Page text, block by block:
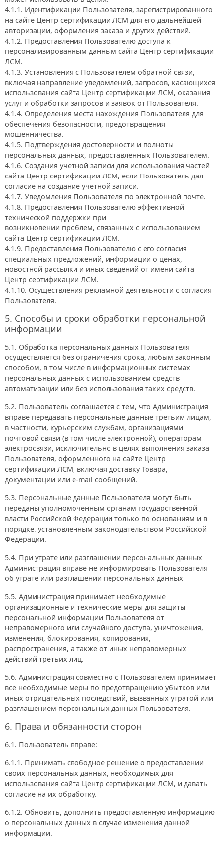
4.1.1. Идентификации Пользователя, зарегистрированного
на сайте Центр сертификации ЛСМ для его дальнейшей
авторизации, оформления заказа и других действий.
4.1.2. Предоставления Пользователю доступа к
персонализированным данным сайта Центр сертификации
ЛСМ.
4.1.3. Установления с Пользователем обратной связи,
включая направление уведомлений, запросов, касающихся
использования сайта Центр сертификации ЛСМ, оказания
услуг и обработки запросов и заявок от Пользователя.
4.1.4. Определения места нахождения Пользователя для
обеспечения безопасности, предотвращения
мошенничества.
4.1.5. Подтверждения достоверности и полноты
персональных данных, предоставленных Пользователем.
4.1.6. Создания учетной записи для использования частей
сайта Центр сертификации ЛСМ, если Пользователь дал
согласие на создание учетной записи.
4.1.7. Уведомления Пользователя по электронной почте.
4.1.8. Предоставления Пользователю эффективной
технической поддержки при
возникновении проблем, связанных с использованием
сайта Центр сертификации ЛСМ.
4.1.9. Предоставления Пользователю с его согласия
специальных предложений, информации о ценах,
новостной рассылки и иных сведений от имени сайта
Центр сертификации ЛСМ.
4.1.10. Осуществления рекламной деятельности с согласия
Пользователя.
5. Способы и сроки обработки персональной
информации
5.1. Обработка персональных данных Пользователя
осуществляется без ограничения срока, любым законным
способом, в том числе в информационных системах
персональных данных с использованием средств
автоматизации или без использования таких средств.
5.2. Пользователь соглашается с тем, что Администрация
вправе передавать персональные данные третьим лицам,
в частности, курьерским службам, организациями
почтовой связи (в том числе электронной), операторам
электросвязи, исключительно в целях выполнения заказа
Пользователя, оформленного на сайте Центр
сертификации ЛСМ, включая доставку Товара,
документации или e-mail сообщений.
5.3. Персональные данные Пользователя могут быть
переданы уполномоченным органам государственной
власти Российской Федерации только по основаниям и в
порядке, установленным законодательством Российской
Федерации.
5.4. При утрате или разглашении персональных данных
Администрация вправе не информировать Пользователя
об утрате или разглашении персональных данных.
5.5. Администрация принимает необходимые
организационные и технические меры для защиты
персональной информации Пользователя от
неправомерного или случайного доступа, уничтожения,
изменения, блокирования, копирования,
распространения, а также от иных неправомерных
действий третьих лиц.
5.6. Администрация совместно с Пользователем принимает
все необходимые меры по предотвращению убытков или
иных отрицательных последствий, вызванных утратой или
разглашением персональных данных Пользователя.
6. Права и обязанности сторон
6.1. Пользователь вправе:
6.1.1. Принимать свободное решение о предоставлении
своих персональных данных, необходимых для
использования сайта Центр сертификации ЛСМ, и давать
согласие на их обработку.
6.1.2. Обновить, дополнить предоставленную информацию
о персональных данных в случае изменения данной
информации.